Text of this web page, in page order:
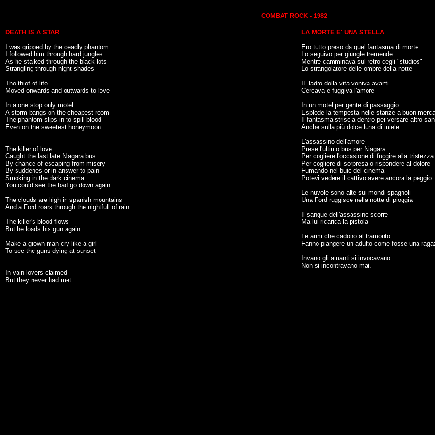
COMBAT ROCK - 1982
DEATH IS A STAR
I was gripped by the deadly phantom
I followed him through hard jungles
As he stalked through the black lots
Strangling through night shades
The thief of life
Moved onwards and outwards to love
In a one stop only motel
A storm bangs on the cheapest room
The phantom slips in to spill blood
Even on the sweetest honeymoon
The killer of love
Caught the last late Niagara bus
By chance of escaping from misery
By suddenes or in answer to pain
Smoking in the dark cinema
You could see the bad go down again
The clouds are high in spanish mountains
And a Ford roars through the nightfull of rain
The killer's blood flows
But he loads his gun again
Make a grown man cry like a girl
To see the guns dying at sunset
In vain lovers claimed
But they never had met.
LA MORTE E' UNA STELLA
Ero tutto preso da quel fantasma di morte
Lo seguivo per giungle tremende
Mentre camminava sul retro degli "studios"
Lo strangolatore delle ombre della notte
IL ladro della vita veniva avanti
Cercava e fuggiva l'amore
In un motel per gente di passaggio
Esplode la tempesta nelle stanze a buon
Il fantasma striscia dentro per versare altro
Anche sulla più dolce luna di miele
L'assassino dell'amore
Prese l'ultimo bus per Niagara
Per cogliere l'occasione di fuggire alla tristezza
Per cogliere di sorpresa o rispondere al dolore
Fumando nel buio del cinema
Potevi vedere il cattivo avere ancora la peggio
Le nuvole sono alte sui mondi spagnoli
Una Ford ruggisce nella notte di pioggia
Il sangue dell'assassino scorre
Ma lui ricarica la pistola
Le armi che cadono al tramonto
Fanno piangere un adulto come fosse una
Invano gli amanti si invocavano
Non si incontravano mai.